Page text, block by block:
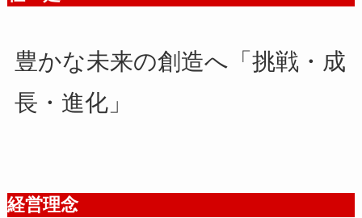
豊かな未来の創造へ「挑戦・成
長・進化」
経営理念